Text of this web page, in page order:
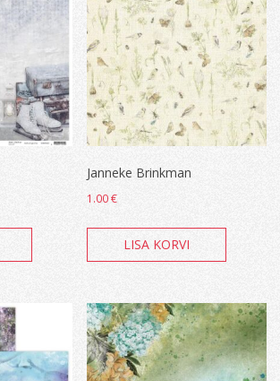
Janneke Brinkman
1.00€
LISA KORVI